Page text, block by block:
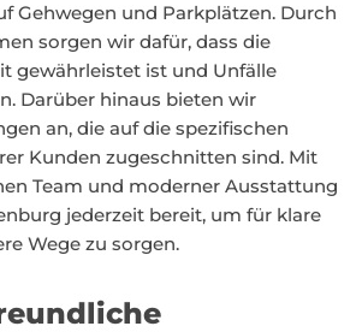
Gehwegen und Parkplätzen. Durch
sorgen wir dafür, dass die
gewährleistet ist und Unfälle
Darüber hinaus bieten wir
an, die auf die spezifischen
Kunden zugeschnitten sind. Mit
Team und moderner Ausstattung
jederzeit bereit, um für klare
Wege zu sorgen.